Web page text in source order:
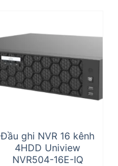
Đầu ghi NVR 16 kênh
4HDD Uniview
NVR504-16E-IQ